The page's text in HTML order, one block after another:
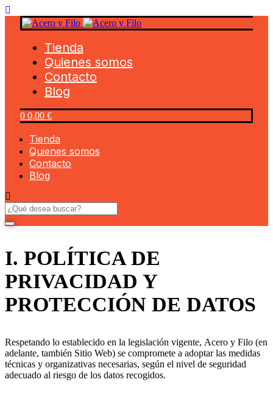
Tienda
Quienes somos
Contacto
Blog
0 0,00 €
Tienda
Quienes somos
Contacto
Blog
I. POLÍTICA DE
PRIVACIDAD Y
PROTECCIÓN DE DATOS
Respetando lo establecido en la legislación vigente, Acero y Filo (en
adelante, también Sitio Web) se compromete a adoptar las medidas
técnicas y organizativas necesarias, según el nivel de seguridad
adecuado al riesgo de los datos recogidos.